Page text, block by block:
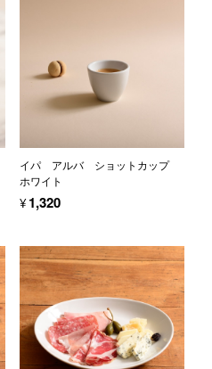
イパ アルバ ショットカップ
ホワイト
¥1,320